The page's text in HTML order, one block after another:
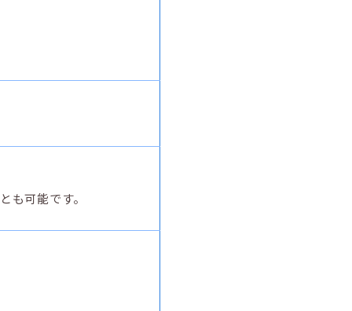
も可能です。